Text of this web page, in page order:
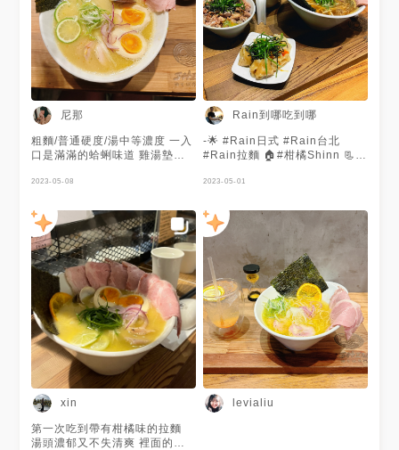
尼那
粗麵/普通硬度/湯中等濃度 一入
口是滿滿的蛤蜊味道 雞湯墊在
諧 柑橘味越吃會越濃 湯真的很
燒各三片 有點黑胡椒醃漬的味
道 鹹度適中 份量剛好 肉質軟
嫩！但蛤蜊有點太鹹 可以不吃
畢竟精華已經在湯裡面喝得到！
溏心蛋連蛋白部分都好軟 熟度
恰到好處 麵體點粗麵但看起來
還是有點細 不知道細麵到底多
細 不過對我來說很剛好 吃到最
後一口也不覺得糊 約下午1:30
前往用餐 店外排隊人潮很多 但
店家極度有效率！ 店內位置挺
少約莫10幾個 可以先填寫候位
店員會按照順序提前叫號使用機
器點餐 以便提前準備餐點 我進
店一坐下不到3分鐘 餐點就上了
從到店至吃到餐點總共也才等了
約半小時左右 真的別被人潮嚇
2023-05-08
Rain到哪吃到哪
-🌟 #Rain日式 #Rain台北
#Rain拉麵 🏠#柑橘Shinn 📃柑
1130-1400，1700-2030 😪無
段228-6號 💳僅用現金 🔜 回來
休息完，剛好可以開始發台北行
了 ---- 本來想說到台北可以休息
吃點東西 沒想到入住飯店後就5
點多 在往通化街的路上，友人
想起一間好吃的拉麵 身為拉麵
愛好者的我當然OK 只是這人
潮...好餓阿 🔜 今日餐點 🔻 🏷
#Mini叉燒飯$60❤️ 叉燒炙烤香
氣帶點油脂香味 旁邊類似柑桔
醬的甘甜讓叉燒變得不膩 米飯
有點悶軟，口感沒有那麼理想
🔻 🏷#日式辣味味噌餛飩$50❤️
明顯能吃出辣味、味噌的區別
味噌的濃郁感讓辣味更為辛辣
2023-05-01
xin
第一次吃到帶有柑橘味的拉麵
湯頭濃郁又不失清爽 裡面的舒
levialiu